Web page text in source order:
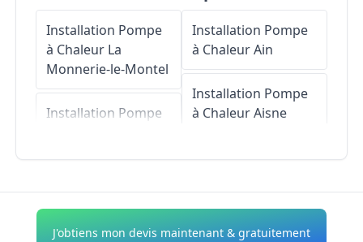
Installation Pompe
à Chaleur La
Monnerie-le-Montel
Installation Pompe
Installation Pompe
Rémy-sur-Durolle
Installation Pompe
à ChaleurAin
Installation Pompe
à ChaleurAisne
Installation Pompe
J'obtiens mon devis maintenant & gratuitement